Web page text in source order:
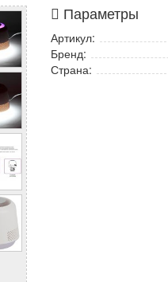
Параметры
Артикул:
Бренд:
Страна: